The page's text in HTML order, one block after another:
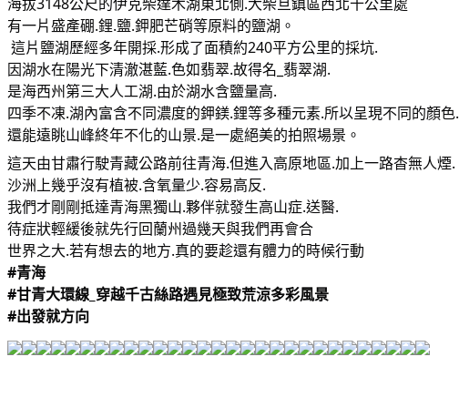
海拔3148公尺的伊克柴達木湖東北側.大柴旦鎮區西北十公里處
有一片盛產硼.鋰.鹽.鉀肥芒硝等原料的鹽湖。
這片鹽湖歷經多年開採.形成了面積約240平方公里的採坑.
因湖水在陽光下清澈湛藍.色如翡翠.故得名_翡翠湖.
是海西州第三大人工湖.由於湖水含鹽量高.
四季不凍.湖內富含不同濃度的鉀鎂.鋰等多種元素.所以呈現不同的顏色.
還能遠眺山峰終年不化的山景.是一處絕美的拍照場景。
這天由甘肅行駛青藏公路前往青海.但進入高原地區.加上一路杳無人煙.
沙洲上幾乎沒有植被.含氧量少.容易高反.
我們才剛剛抵達青海黑獨山.夥伴就發生高山症.送醫.
待症狀輕緩後就先行回蘭州過幾天與我們再會合
世界之大.若有想去的地方.真的要趁還有體力的時候行動
#青海
#甘青大環線_穿越千古絲路遇見極致荒涼多彩風景
#出發就方向